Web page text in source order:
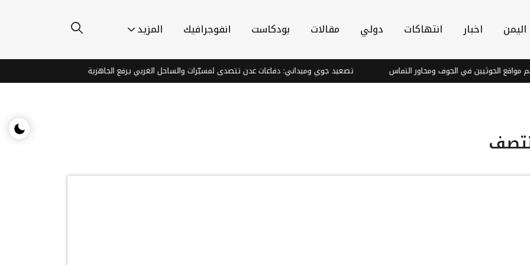
اليمن اخبار انتهاكات دولي مقالات بودكاست انفوجرافيك المزيد
الحوثيين في الجوف ومحاور التماس تصعيد جوي وميداني: دفاعات عدن تتصدى لمسيّرات والساحل الغربي يرفع الجاهزية